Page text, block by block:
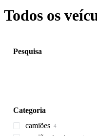
Todos os
Pesquisa
Categoria
camiões